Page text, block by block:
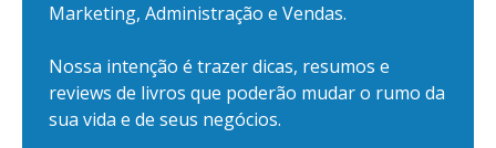
Marketing, Administração e Vendas.
Nossa intenção é trazer dicas, resumos e
reviews de livros que poderão mudar o rumo da
sua vida e de seus negócios.